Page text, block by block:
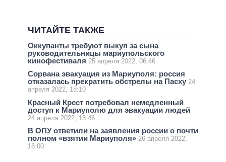
ЧИТАЙТЕ ТАКЖЕ
Оккупанты требуют выкуп за сына
руководительницы мариупольского
кинофестиваля 25 апреля 2022, 06:46
Сорвана эвакуация из Мариуполя: россия
отказалась прекратить обстрелы на Пасху 24
апреля 2022, 18:10
Красный Крест потребовал немедленный
доступ к Мариуполю для эвакуации людей
24 апреля 2022, 13:46
В ОПУ ответили на заявления россии о почти
полном «взятии Мариуполя» 26 апреля 2022,
16:00